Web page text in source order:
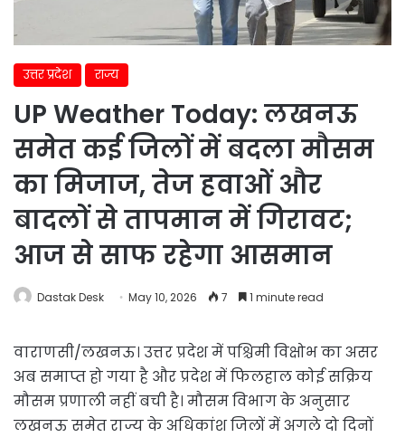
उत्तर प्रदेश राज्य
UP Weather Today: लखनऊ
समेत कई जिलों में बदला मौसम
का मिजाज, तेज हवाओं और
बादलों से तापमान में गिरावट;
आज से साफ रहेगा आसमान
Dastak Desk May 10, 2026 7 1 minute read
वाराणसी/लखनऊ। उत्तर प्रदेश में पश्चिमी विक्षोभ का असर
अब समाप्त हो गया है और प्रदेश में फिलहाल कोई सक्रिय
मौसम प्रणाली नहीं बची है। मौसम विभाग के अनुसार
लखनऊ समेत राज्य के अधिकांश जिलों में अगले दो दिनों